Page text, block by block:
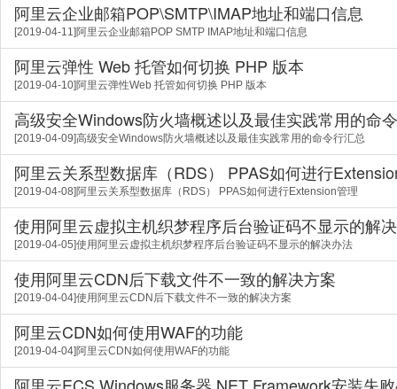
阿里云企业邮箱POP\SMTP\IMAP地址和端口信息
[2019-04-11]阿里云企业邮箱POP SMTP IMAP地址和端口信息
阿里云弹性 Web 托管如何切换 PHP 版本
[2019-04-10]阿里云弹性Web 托管如何切换 PHP 版本
高级安全Windows防火墙概述以及最佳实践常用的命
[2019-04-09]高级安全Windows防火墙概述以及最佳实践常用的命令行汇总
阿里云关系型数据库（RDS） PPAS如何进行
[2019-04-08]阿里云关系型数据库（RDS） PPAS如何进行Extension管理
使用阿里云虚拟主机织梦程序后台验证码不显示的解
[2019-04-05]使用阿里云虚拟主机织梦程序后台验证码不显示的解决办法
使用阿里云CDN后下载文件不一致的解决方案
[2019-04-04]使用阿里云CDN后下载文件不一致的解决方案
阿里云CDN如何使用WAF的功能
[2019-04-04]阿里云CDN如何使用WAF的功能